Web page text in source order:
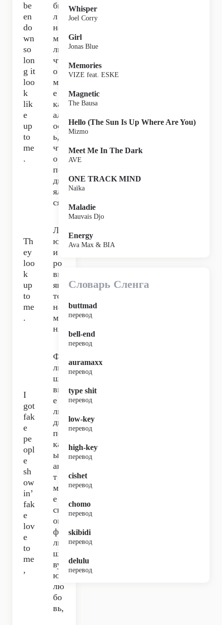
be
en
do
wn
so
lon
g it
loo
k
lik
e
up
to
me
.
бы
л
на
ме
ли,
чт
о
мн
е
каз
ал
ос
ь,
чт
о я
по
дн
ял
ся.
Th
ey
loo
k
up
to
me
.
Л
юд
и
ро
вн
яю
тся
на
ме
ня,
I
got
fak
e
pe
opl
e
sh
ow
in’
fak
e
lov
e
to
me
,
Фа
ль
ши
вы
е
лю
ди
по
каз
ыв
аю
т
мн
е
св
ою
фа
ль
ши
ву
ю
лю
бо
вь,
Whisper
Joel Corry
Girl
Jonas Blue
Memories
VIZE feat. ESKE
Magnetic
The Bausa
Hello (The Sun Is Up Where Are You)
Mizmo
Meet Me In The Dark
AVE
ONE TRACK MIND
Naïka
Maladie
Mauvais Djo
Energy
Ava Max & BIA
Словарь Сленга
buttmad
перевод
bell-end
перевод
auramaxx
перевод
type shit
перевод
low-key
перевод
high-key
перевод
cishet
перевод
chomo
перевод
skibidi
перевод
delulu
перевод